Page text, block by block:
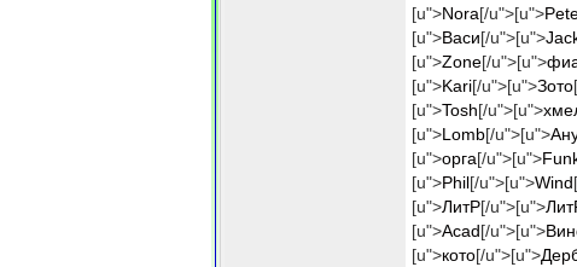
[u">Nora[/u">[u">
[u">Васи[/u">[u">
[u">Zone[/u">[u">
[u">Kari[/u">[u">Зото
[u">Tosh[/u">[u">
[u">Lomb[/u">[u">
[u">орга[/u">[u">
[u">Phil[/u">[u">Wind
[u">ЛитР[/u">[u">
[u">Acad[/u">[u">
[u">кото[/u">[u">